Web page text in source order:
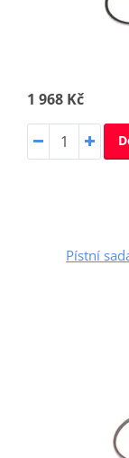
1 968 Kč
Pístní